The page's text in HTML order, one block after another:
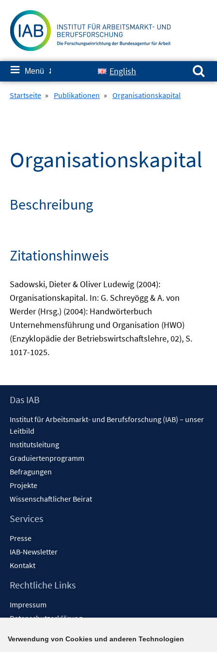
zum
Inhalt
≡ Menü ✘ English
Suchen nach:
Startseite » Publikationen » Organisationskapital
Organisationskapital
Beschreibung
Zitationshinweis
Sadowski, Dieter & Oliver Ludewig (2004):
Organisationskapital. In: G. Schreyögg & A. von
Werder (Hrsg.) (2004): Handwörterbuch
Unternehmensführung und Organisation (HWO)
(Enzyklopädie der Betriebswirtschaftslehre, 02), S.
1017-1025.
Footer
Das IAB
Institut für Arbeitsmarkt- und Berufsforschung (IAB) – unser
Leitbild
Institutsleitung
Graduiertenprogramm
Befragungen
Projekte
Wissenschaftlicher Beirat
Services
Presse
IAB-Newsletter
Kontakt
Rechtliche Links
Impressum
Datenschutzerklärung
Barrieren melden
Verwendung von Cookies und anderen Technologien